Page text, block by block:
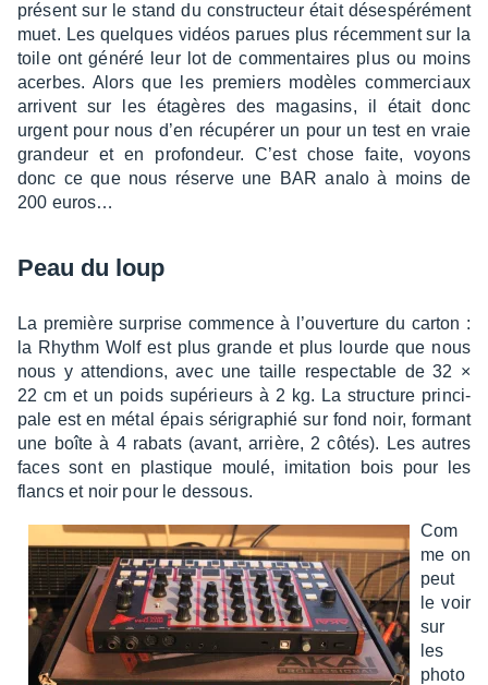
présent sur le stand du construc­teur était déses­pé­ré­ment
muet. Les quelques vidéos parues plus récem­ment sur la
toile ont généré leur lot de commen­taires plus ou moins
acerbes. Alors que les premiers modèles commer­ciaux
arrivent sur les étagères des maga­sins, il était donc
urgent pour nous d’en récu­pé­rer un pour un test en vraie
gran­deur et en profon­deur. C’est chose faite, voyons
donc ce que nous réserve une BAR analo à moins de
200 euros…
Peau du loup
La première surprise commence à l’ou­ver­ture du carton :
la Rhythm Wolf est plus grande et plus lourde que nous
nous y atten­dions, avec une taille respec­table de 32 ×
22 cm et un poids supé­rieurs à 2 kg. La struc­ture prin­ci­
pale est en métal épais séri­gra­phié sur fond noir, formant
une boîte à 4 rabats (avant, arrière, 2 côtés). Les autres
faces sont en plas­tique moulé, imita­tion bois pour les
flancs et noir pour le dessous.
Com
me on
peut
le voir
sur
les
photo